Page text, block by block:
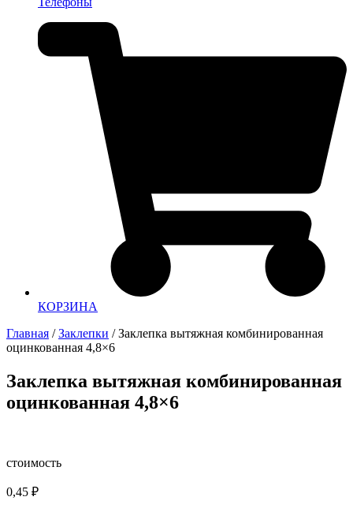
КОРЗИНА
Главная /Заклепки / Заклепка вытяжная комбинированная
оцинкованная 4,8×6
Заклепка вытяжная комбинированная
оцинкованная 4,8×6
стоимость
0,45 ₽